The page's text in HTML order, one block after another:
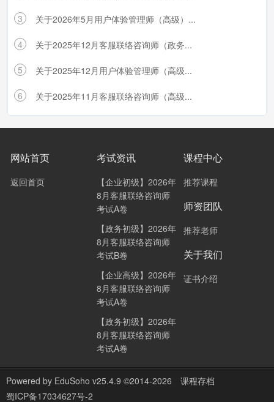
3 关于2026年5月用户体验管理师（高级）...
4 关于2025年12月客服联络咨询师（政务...
5 关于2025年12月用户体验管理师（高级...
6 关于2025年11月客服联络咨询师（高级...
网站首页
返回首页
考试资讯
【企业初级】2026年
8月客服联络咨询师
考试A卷
【政务初级】2026年
8月客服联络咨询师
考试B卷
【企业高级】2026年
8月客服联络咨询师
考试A卷
【政务初级】2026年
8月客服联络咨询师
考试A卷
课程中心
推荐课程
师资团队
推荐老师
关于我们
证书介绍
Powered by EduSoho v25.4.9 ©2014-2026
课程存档
蜀ICP备17034627号-2